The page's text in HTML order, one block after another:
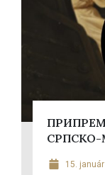
СРПСКО-
15.